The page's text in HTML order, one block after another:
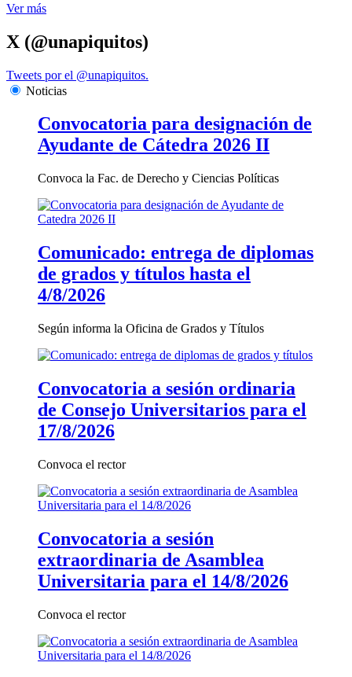
Ver más
X (@unapiquitos)
Tweets por el @unapiquitos.
Noticias
Convocatoria para designación de
Ayudante de Cátedra 2026 II
Convoca la Fac. de Derecho y Ciencias Políticas
Comunicado: entrega de diplomas
de grados y títulos hasta el
4/8/2026
Según informa la Oficina de Grados y Títulos
Convocatoria a sesión ordinaria
de Consejo Universitarios para el
17/8/2026
Convoca el rector
Convocatoria a sesión
extraordinaria de Asamblea
Universitaria para el 14/8/2026
Convoca el rector